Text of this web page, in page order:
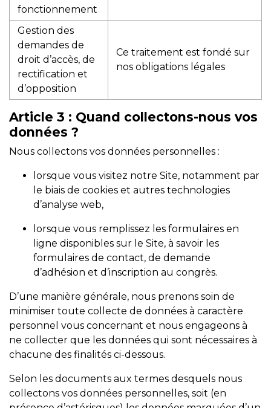
fonctionnement
Gestion des
demandes de
droit d’accès, de
rectification et
d’opposition
Ce traitement est fondé sur
nos obligations légales
Article 3 : Quand collectons-nous vos
données ?
Nous collectons vos données personnelles :
lorsque vous visitez notre Site, notamment par
le biais de cookies et autres technologies
d’analyse web,
lorsque vous remplissez les formulaires en
ligne disponibles sur le Site, à savoir les
formulaires de contact, de demande
d’adhésion et d’inscription au congrès.
D’une manière générale, nous prenons soin de
minimiser toute collecte de données à caractère
personnel vous concernant et nous engageons à
ne collecter que les données qui sont nécessaires à
chacune des finalités ci-dessous.
Selon les documents aux termes desquels nous
collectons vos données personnelles, soit (en